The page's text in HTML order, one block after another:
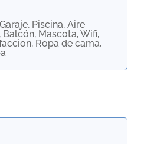
Piscina, Aire
Mascota, Wifi,
Ropa de cama,